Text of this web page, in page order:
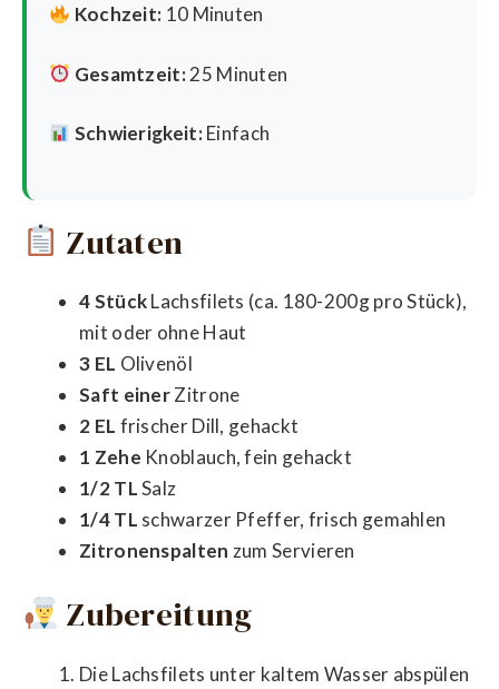
Kochzeit: 10 Minuten
Gesamtzeit:25 Minuten
Schwierigkeit:Einfach
Zutaten
4 StückLachsfilets (ca. 180-200g pro Stück),
mit oder ohne Haut
3 EL Olivenöl
Saft einerZitrone
2 EL frischer Dill, gehackt
1 Zehe Knoblauch, fein gehackt
1/2 TLSalz
1/4 TL schwarzer Pfeffer, frisch gemahlen
Zitronenspalten zum Servieren
Zubereitung
Die Lachsfilets unter kaltem Wasser abspülen